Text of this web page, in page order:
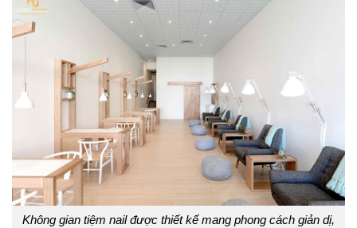
Không gian tiệm nail được thiết kế mang phong cách giản dị,